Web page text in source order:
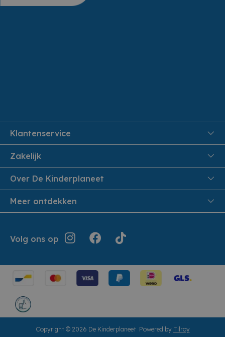
Klantenservice
FAQ
Veiligheid en Privacy
Levering aan huis
Jouw bestelling
Herroepingsrecht
Zakelijk
Onthaalouders
Over De Kinderplaneet
Over ons
Werken bij De Kinderplaneet
Showroom
Meer ontdekken
Folders
Volg ons op
Copyright © 2026 De Kinderplaneet Powered by Tilroy